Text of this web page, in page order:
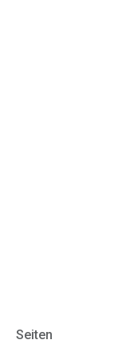
Seiten